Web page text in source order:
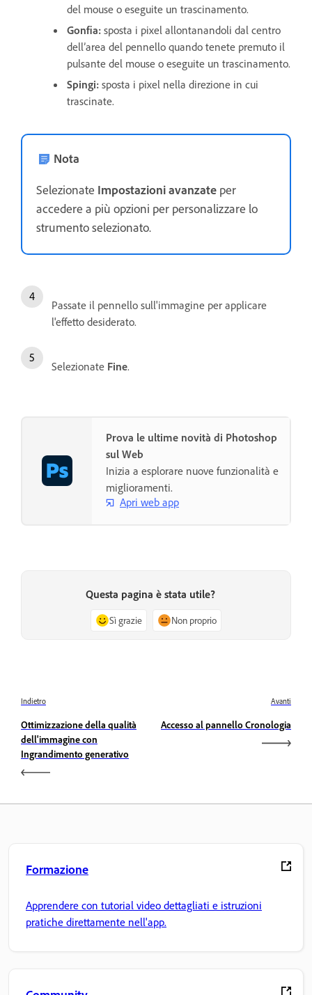
del mouse o eseguite un trascinamento.
Gonfia: sposta i pixel allontanandoli dal centro
dell’area del pennello quando tenete premuto il
pulsante del mouse o eseguite un trascinamento.
Spingi: sposta i pixel nella direzione in cui
trascinate.
Nota
Selezionate Impostazioni avanzate per
accedere a più opzioni per personalizzare lo
strumento selezionato.
Passate il pennello sull'immagine per applicare
l'effetto desiderato.
Selezionate Fine.
Prova le ultime novità di Photoshop
sul Web
Inizia a esplorare nuove funzionalità e
miglioramenti.
Apri web app
Questa pagina è stata utile?
Sì grazie Non proprio
Indietro
Ottimizzazione della qualità
dell'immagine con
Ingrandimento generativo
Avanti
Accesso al pannello Cronologia
Formazione
Apprendere con tutorial video dettagliati e istruzioni
pratiche direttamente nell'app.